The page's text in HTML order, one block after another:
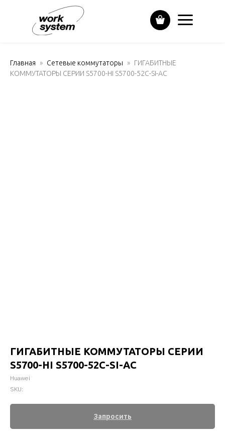
Главная Сетевые коммутаторы
ГИГАБИТНЫЕ
КОММУТАТОРЫ СЕРИИ S5700-HI S5700-52C-SI-AC
ГИГАБИТНЫЕ КОММУТАТОРЫ СЕРИИ
S5700-HI S5700-52C-SI-AC
Huawei
SKU:
Запросить